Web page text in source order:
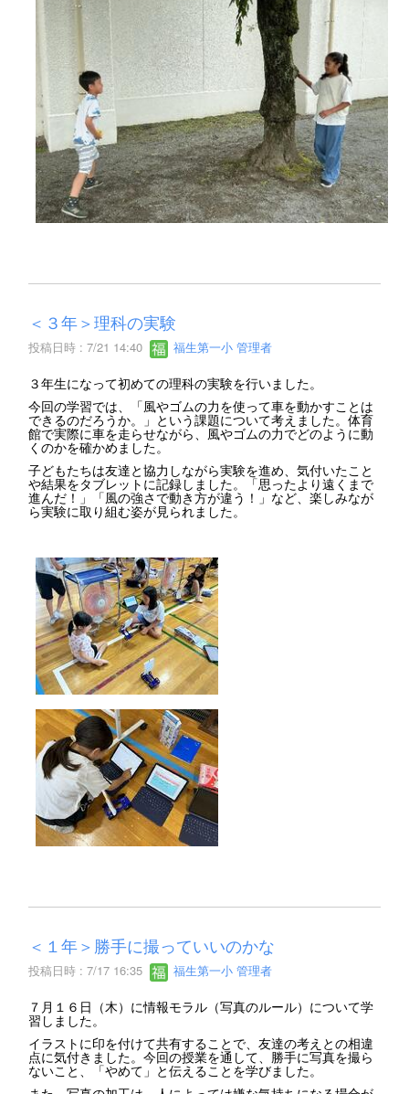
＜３年＞理科の実験
投稿日時 : 7/21 14:40 福生第一小 管理者
３年生になって初めての理科の実験を行いました。
今回の学習では、「風やゴムの力を使って車を動かすことは
できるのだろうか。」という課題について考えました。体育
館で実際に車を走らせながら、風やゴムの力でどのように動
くのかを確かめました。
子どもたちは友達と協力しながら実験を進め、気付いたこと
や結果をタブレットに記録しました。「思ったより遠くまで
進んだ！」「風の強さで動き方が違う！」など、楽しみなが
ら実験に取り組む姿が見られました。
＜１年＞勝手に撮っていいのかな
投稿日時 : 7/17 16:35 福生第一小 管理者
７月１６日（木）に情報モラル（写真のルール）について学
習しました。
イラストに印を付けて共有することで、友達の考えとの相違
点に気付きました。今回の授業を通して、勝手に写真を撮ら
ないこと、「やめて」と伝えることを学びました。